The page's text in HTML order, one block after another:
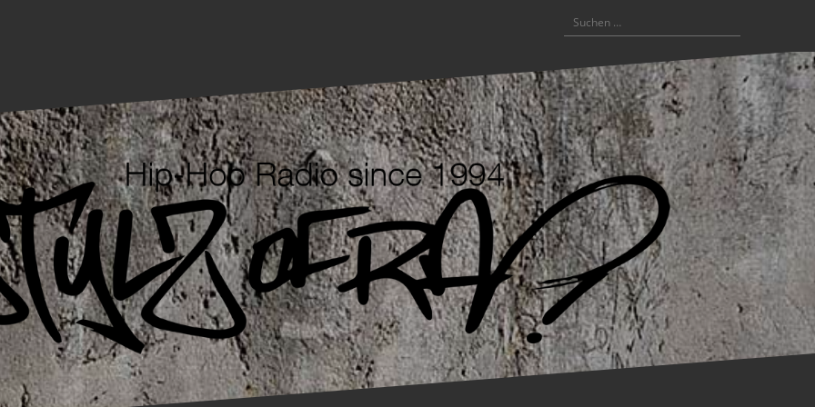
Suchen
nach: